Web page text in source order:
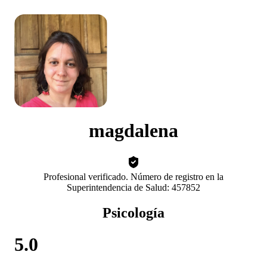
magdalena
Profesional verificado. Número de registro en la
Superintendencia de Salud: 457852
Psicología
5.0